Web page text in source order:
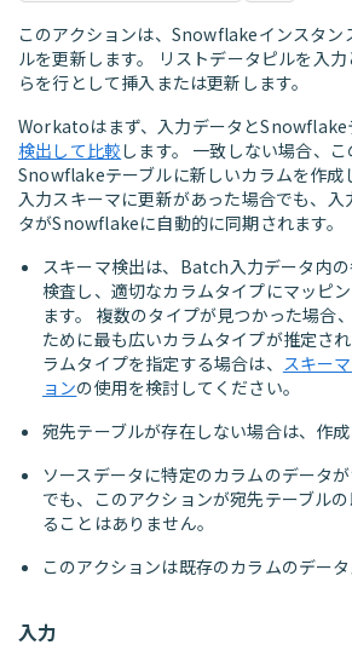
このアクションは、Snowflakeインスタン
ルを更新します。 リストデータピルを入
らを行として挿入または更新します。
Workatoはまず、入力データとSnowflake
検出して比較 します。 一致しない場合、
Snowflakeテーブルに新しいカラムを作成
入力スキーマに更新があった場合でも、入
タがSnowflakeに自動的に同期されます。
スキーマ検出は、Batch入力データ内
検査し、適切なカラムタイプにマッピ
ます。 複数のタイプが見つかった場合
ために最も広いカラムタイプが推定さ
ラムタイプを指定する場合は、 スキー
ョンの使用を検討してください。
宛先テーブルが存在しない場合は、作成
ソースデータに特定のカラムのデータ
でも、このアクションが宛先テーブル
ることはありません。
このアクションは既存のカラムのデータ
入力